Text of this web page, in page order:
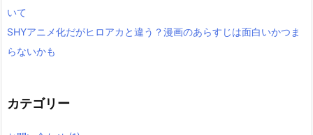
いて
SHYアニメ化だがヒロアカと違う？漫画のあらすじは面白いかつま
らないかも
カテゴリー